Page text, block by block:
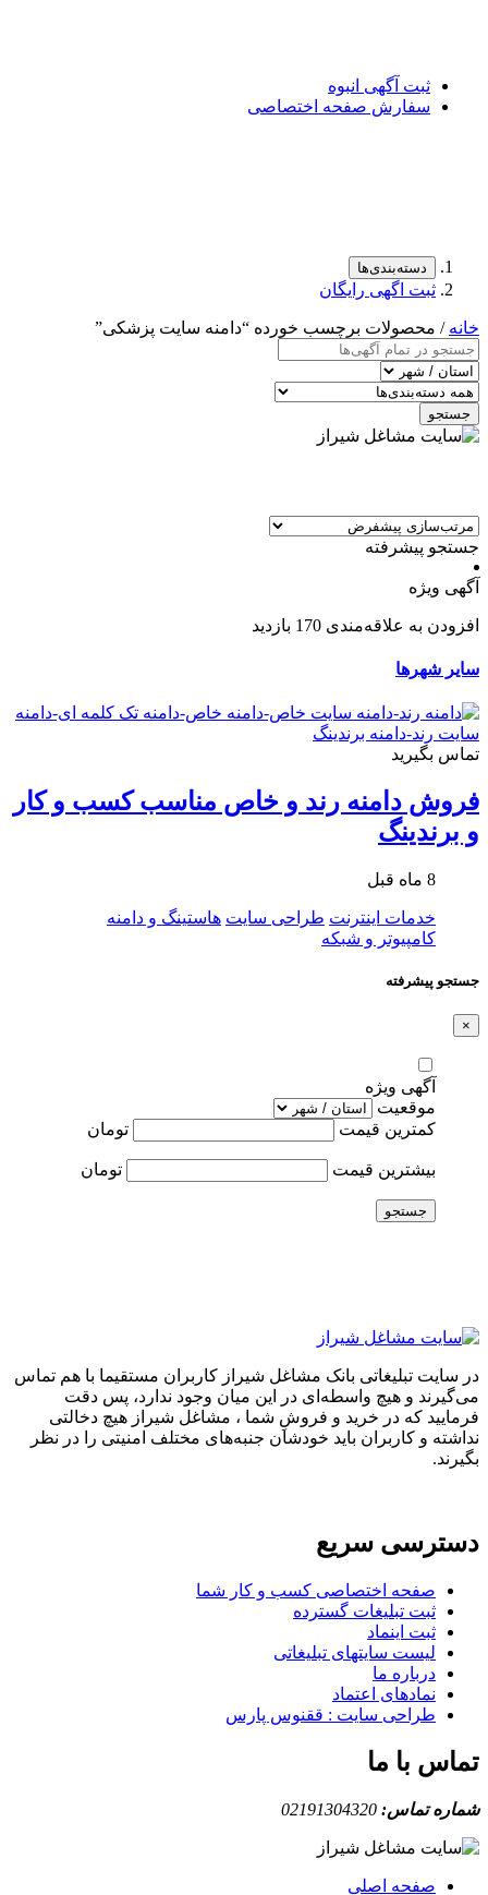
ثبت آگهی انبوه
سفارش صفحه اختصاصی
دسته‌بندی‌ها
ثبت اگهی رایگان
خانه / محصولات برچسب خورده “دامنه سایت پزشکی”
جستجو
جستجو پیشرفته
آگهی ویژه
افزودن به علاقه‌مندی 170 بازدید
سایر شهرها
تماس بگیرید
فروش دامنه رند و خاص مناسب کسب و کار
و برندینگ
8 ماه قبل
خدمات اینترنت طراحی سایت هاستینگ و دامنه
کامپیوتر و شبکه
جستجو پیشرفته
×
آگهی ویژه
موقعیت
کمترین قیمت
تومان
بیشترین قیمت تومان
جستجو
در سایت تبلیغاتی بانک مشاغل شیراز کاربران مستقیما با هم تماس
می‌گیرند و هیچ واسطه‌ای در این میان وجود ندارد، پس دقت
فرمایید که در خرید و فروشِ شما ، مشاغل شیراز هیچ دخالتی
نداشته و کاربران باید خودشان جنبه‌های مختلف امنیتی را در نظر
بگیرند.
دسترسی سریع
صفحه اختصاصی کسب و کار شما
ثبت تبلیغات گسترده
ثبت اینماد
لیست سایتهای تبلیغاتی
درباره ما
نمادهای اعتماد
طراحی سایت : ققنوس پارس
تماس با ما
شماره تماس: 02191304320
صفحه اصلی